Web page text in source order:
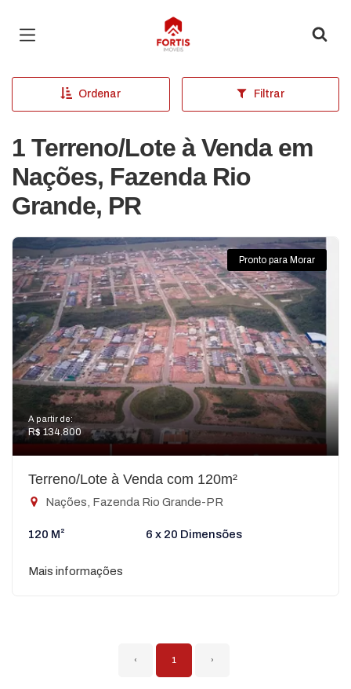
Página inicial
Ordenar Filtrar
1 Terreno/Lote à Venda em
Nações, Fazenda Rio
Grande, PR
Pronto para Morar
A partir de:
R$ 134.800
Terreno/Lote à Venda com 120m²
Nações, Fazenda Rio Grande-PR
120 M² 6 x 20 Dimensões
Mais informações
‹ 1 ›